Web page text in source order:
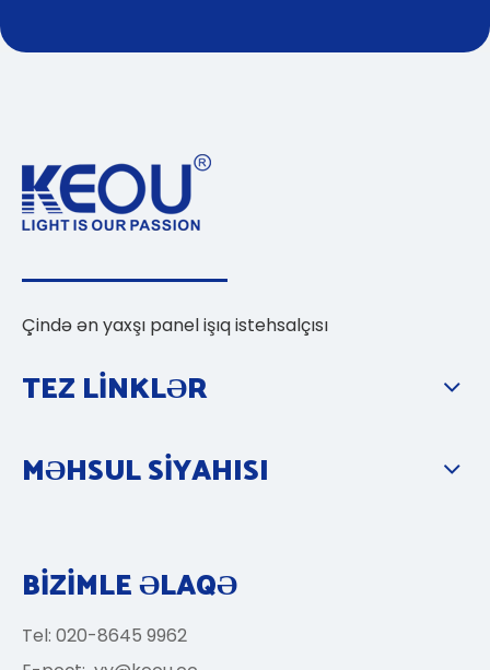
Çində ən yaxşı panel işıq istehsalçısı
TEZ LİNKLƏR
MƏHSUL SİYAHISI
BİZİMLE ƏLAQƏ
Tel: 020-8645 9962